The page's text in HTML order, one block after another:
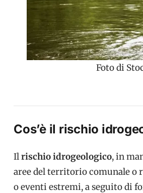
Foto di
Cos’è il rischio
Ilrischio idrogeologico, in
aree del territorio comunale o
o eventi estremi, a seguito di